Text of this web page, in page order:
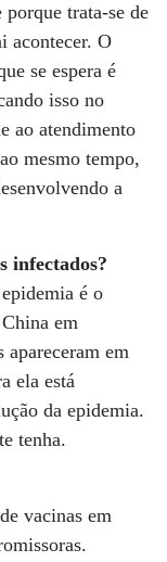
trata-se de
acontecer. O
se espera é
isso no
ao atendimento
mesmo tempo,
a
infectados?
é o
em
em
ela está
da epidemia.
tenha.
vacinas em